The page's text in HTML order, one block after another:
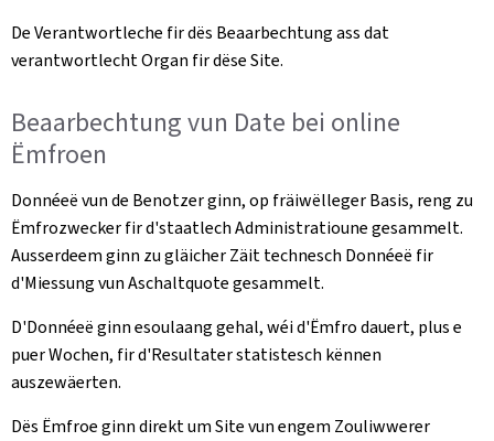
De Verantwortleche fir dës Beaarbechtung ass dat
verantwortlecht Organ fir dëse Site.
Beaarbechtung vun Date bei online
Ëmfroen
Donnéeë vun de Benotzer ginn, op fräiwëlleger Basis, reng zu
Ëmfrozwecker fir d'staatlech Administratioune gesammelt.
Ausserdeem ginn zu gläicher Zäit technesch Donnéeë fir
d'Miessung vun Aschaltquote gesammelt.
D'Donnéeë ginn esoulaang gehal, wéi d'Ëmfro dauert, plus e
puer Wochen, fir d'Resultater statistesch kënnen
auszewäerten.
Dës Ëmfroe ginn direkt um Site vun engem Zouliwwerer